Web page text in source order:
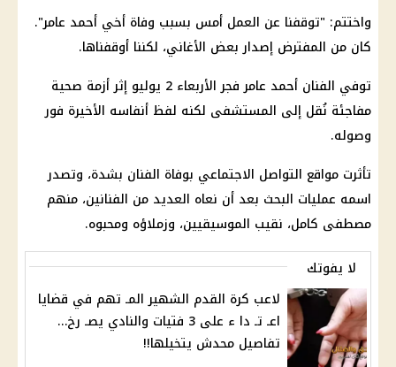
واختتم: "توقفنا عن العمل أمس بسبب وفاة أخي أحمد عامر".
كان من المفترض إصدار بعض الأغاني، لكننا أوقفناها.
توفي الفنان أحمد عامر فجر الأربعاء 2 يوليو إثر أزمة صحية
مفاجئة نُقل إلى المستشفى لكنه لفظ أنفاسه الأخيرة فور
وصوله.
تأثرت مواقع التواصل الاجتماعي بوفاة الفنان بشدة، وتصدر
اسمه عمليات البحث بعد أن نعاه العديد من الفنانين، منهم
مصطفى كامل، نقيب الموسيقيين، وزملاؤه ومحبوه.
لا يفوتك
لاعب كرة القدم الشهير المـ تهم في قضايا
اعـ تـ دا ء على 3 فتيات والنادي يصـ رخ…
تفاصيل محدش يتخيلها!!